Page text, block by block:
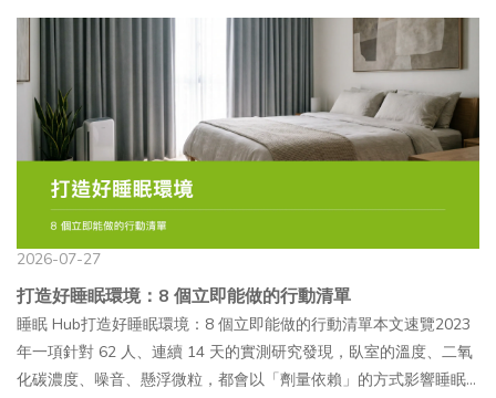
取代藥品或醫療行為。若有身體不適或特定健康疑慮，仍應尋求專
業醫療協助。 PDRN 有哪些類型？喝的、吃的又是什麼？PDRN 的
應用形式相當多元，從需要由專業醫師操作的注射型產品，到一般
消費者可使用的精華液、面膜與口服保健食品都有。不同類型的使
用方式、產品定位與使用門檻也不相同：類型應用場景使用門檻備
註注射製劑（水光針）醫美診所、皮膚科需由醫師操作屬於醫療行
為，實際可使用的產品與適應範圍應以主管機關最新核准資訊為準
外用精華液／安瓶日常保養一般消費者可使用實際使用感受與成分
滲透情形，會因配方及劑型設計而異面膜／凍膜加強日常保養一般
消費者可使用常搭配玻尿酸、膠原蛋白等成分口服飲品／膠囊日常
營養補充一般消費者可食用近年臺灣市場上的相關產品逐漸增加—
有喝的 PDRN 嗎？吃的 PDRN 又是什麼？市面上確實有喝的 PDRN
與吃的 PDRN，這類口服保健食品通常將 PDRN 製成隨身包或瓶裝
來源與合法性，並依醫師或專業人員建議評估。比較項目麗珠蘭
（注射 PN）外泌體（注射 Exosome）膠原蛋白保健食品（口服）
主成分PN（聚核苷酸），源自鮭魚 DNA幹細胞來源胞外囊泡，含蛋
白質、mRNA 等膠原蛋白胜肽（魚膠原等水解物）給藥方式醫師注
射（真皮／皮下層）醫師注射（真皮／靜脈／局部）口服，每日補
充是否需醫師是，屬醫療行為是，屬醫療行為否，保健食品費用參
考NT$8,000～20,000+／次NT$15,000～50,000+／次NT$1,000～
3,000+／月侵入性中等（真皮注射）中等至高無侵入性適合族群接
受注射醫療程序的族群預算較高、對再生醫學感興趣日常保養、不
接受侵入性療程的族群 麗珠蘭有副作用嗎？注意事項有哪些？麗珠
蘭屬於侵入性注射療程，施作後可能出現局部紅腫、瘀青或顆粒感
等暫時性反應。每個人的膚況、施打部位及恢復速度不同，實際狀
況仍應依醫師評估與術後觀察為準。— 常見術後反應有哪些？●注
射點丘疹（Papule）：施打後皮膚出現小顆粒感，屬正常術後反
等特定膠原蛋白胜肽，支持部分膠原蛋白可經由胜肽形式吸收的概
念。 三胜肽膠原蛋白是什麼？二胜肽 vs 三胜肽差在哪？所謂的三胜
肽膠原蛋白（Collagen Tripeptide，CTP），是由三個胺基酸組成的
膠原蛋白水解片段，代表序列為 Gly-Pro-Hyp（甘胺酸－脯胺酸－
羥脯胺酸）。這三個胺基酸正是天然膠原蛋白三股螺旋結構中的主
要重複單元，因此受到許多研究關注。膠原蛋白的三股螺旋結構以 -
Gly-X-Y- 為重複單元，其中 X 通常為脯胺酸（Pro），Y 通常為羥
脯胺酸（Hyp）。而 Gly-Pro-Hyp 則是最具代表性的三胜肽片段，
由日本研究團隊率先自魚膠原蛋白水解物中純化，並展開後續功能
性研究。— Gly-Pro-Hyp 三胜肽基本資料●組成：甘胺酸（Gly）＋
脯胺酸（Pro）＋ 羥脯胺酸（Hyp）●分子量：約 267 道爾頓
（Da），屬超小分子●主要來源：魚皮膠原蛋白水解（特別是鱈
魚、鮭魚、吳郭魚等）●吸收特性：研究顯示能以完整三胜肽形式
被 PepT1 轉運體吸收●市場定位：高端膠原蛋白配方的差異化成
發現，晚上暴露在藍光下的人，總睡眠時間明顯比暴露在暖色調光
線下的人短。Q6長期睡不好，對身體會有什麼影響？長期睡眠不足
會讓免疫系統的調節功能受影響，身體容易處於一種低度、持續性
的發炎狀態，也可能讓人比較容易生病、恢復得比較慢。這不代表
偶爾一次沒睡好就會生病，值得留意的是長期、反覆的睡眠不足。
Q7壓力大睡不著，該先處理壓力還是先處理睡眠？兩者不一定要分
先後。研究顯示壓力和睡眠是雙向影響的循環，共用同一套荷爾蒙
調節系統。從睡眠這一端先做調整，同樣能鬆動整個循環，不需要
等壓力完全解決才開始處理睡眠。Q8臥室的溫度、噪音，真的會影
音、二氧化碳濃度都會以劑量依賴的方式影響睡眠效率，其中噪音
的影響幅度又特別明顯，夜間噪音建議壓在約 35 分貝以下。Q9假
日晚睡晚起，補眠有用嗎？補眠對偶爾一次熬夜有一定幫助，但如
果平日和假日的作息落差很大，等於讓生理時鐘反覆經歷時差，需
建議諮詢專業醫師。文章目錄01番紅花是什麼？為什麼會被拿來研
究睡眠02研究文獻怎麼說：三個隨機對照試驗的發現03從研究到產
品，中間的距離在哪裡04躺好眠數羊膠囊：番紅花作為日常補充的
選擇之一05誰適合、誰需要多留意06常見問題 FAQ前面幾篇談了睡
眠週期、生理時鐘、壓力循環和環境調整，這些都是先從理解和生
活調整下手。走到這一步，很多人會問：有沒有什麼營養補充，可
以作為日常的輔助？這篇想客觀地把番紅花的研究現況說清楚。 番
紅花是什麼？為什麼會被拿來研究睡眠番紅花（Crocus sativus）是
鳶尾科植物的花柱頭，長年作為香料使用，近年也成為睡眠與情緒
相關研究的熱門對象。研究關注的主要活性成分是番紅花素
（crocin）與番紅花醛（safranal），這兩種化合物被認為與情緒調
節、放鬆感受有關，因此研究者開始探討它們對睡眠的實際影
響。 研究文獻怎麼說：三個隨機對照試驗的發現2023 年發表於
2026-07-27
打造好睡眠環境：8 個立即能做的行動清單
睡眠 Hub打造好睡眠環境：8 個立即能做的行動清單本文速覽2023
年一項針對 62 人、連續 14 天的實測研究發現，臥室的溫度、二氧
化碳濃度、噪音、懸浮微粒，都會以「劑量依賴」的方式影響睡眠